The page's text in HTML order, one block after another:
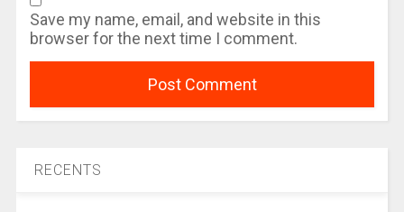
Save my name, email, and website in this
browser for the next time I comment.
RECENTS